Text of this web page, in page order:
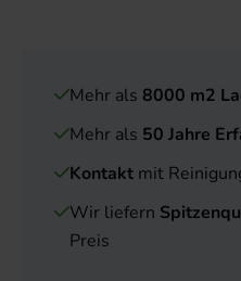
Mehr als 8000 m2
Mehr als 50 Jahre
Kontakt mit
Wir liefern
Preis